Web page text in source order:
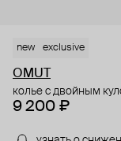
new exclusive
OMUT
колье с двойным
9 200 ₽